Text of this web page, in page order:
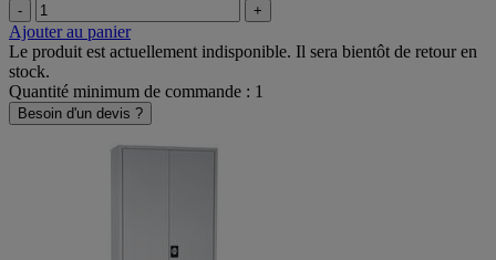
- +
Ajouter au panier
Le produit est actuellement indisponible. Il sera bientôt de retour en
stock.
Quantité minimum de commande : 1
Besoin d'un devis ?